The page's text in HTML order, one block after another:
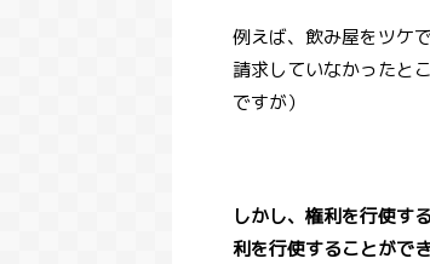
例えば、飲み屋をツケ
請求していなかったと
ですが）
しかし、権利を行使す
利を行使することがで